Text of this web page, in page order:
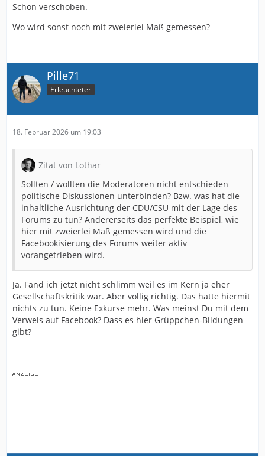
Schon verschoben.
Wo wird sonst noch mit zweierlei Maß gemessen?
Pille71
Erleuchteter
18. Februar 2026 um 19:03
Zitat von Lothar
Sollten / wollten die Moderatoren nicht entschieden
politische Diskussionen unterbinden? Bzw. was hat die
inhaltliche Ausrichtung der CDU/CSU mit der Lage des
Forums zu tun? Andererseits das perfekte Beispiel, wie
hier mit zweierlei Maß gemessen wird und die
Facebookisierung des Forums weiter aktiv
vorangetrieben wird.
Ja. Fand ich jetzt nicht schlimm weil es im Kern ja eher
Gesellschaftskritik war. Aber völlig richtig. Das hatte hiermit
nichts zu tun. Keine Exkurse mehr. Was meinst Du mit dem
Verweis auf Facebook? Dass es hier Grüppchen-Bildungen
gibt?